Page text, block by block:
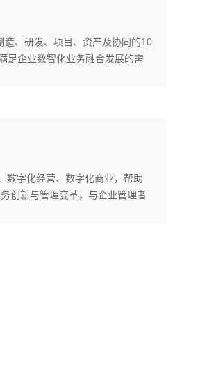
造、研发、项目、资产及协同的10
足企业数智化业务融合发展的需
数字化经营、数字化商业，帮助
创新与管理变革，与企业管理者